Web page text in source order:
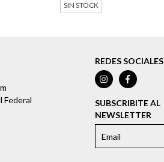
SIN STOCK
Federal
REDES SOCIALES
SUBSCRIBITE AL
NEWSLETTER